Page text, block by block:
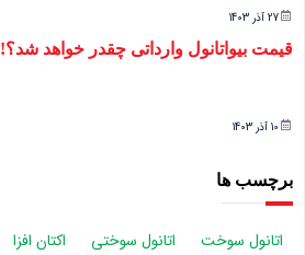
27 آذر 1403
قیمت بیواتانول وارداتی چقدر خواهد شد؟!
10 آذر 1403
برچسب ها
اتانول سوخت اتانول سوختی اکتان افزا